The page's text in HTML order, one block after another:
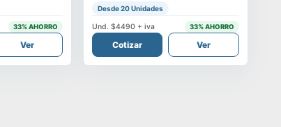
33% AHORRO
Ver
Desde 20 Unidades
Und. $4490 + iva 33% AHORRO
Cotizar Ver